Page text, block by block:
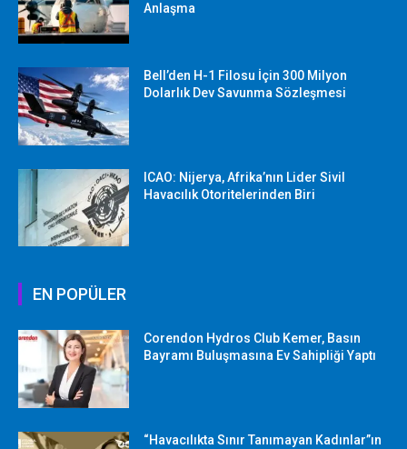
Anlaşma
Bell’den H-1 Filosu İçin 300 Milyon
Dolarlık Dev Savunma Sözleşmesi
ICAO: Nijerya, Afrika’nın Lider Sivil
Havacılık Otoritelerinden Biri
EN POPÜLER
Corendon Hydros Club Kemer, Basın
Bayramı Buluşmasına Ev Sahipliği Yaptı
“Havacılıkta Sınır Tanımayan Kadınlar”ın